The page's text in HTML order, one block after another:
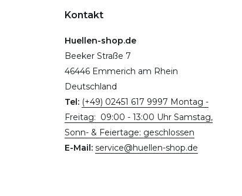
Kontakt
Huellen-shop.de
Beeker Straße 7
46446 Emmerich am Rhein
Deutschland
Tel: (+49) 02451 617 9997 Montag -
Freitag: 09:00 - 13:00 Uhr Samstag,
Sonn- & Feiertage: geschlossen
E-Mail: service@huellen-shop.de